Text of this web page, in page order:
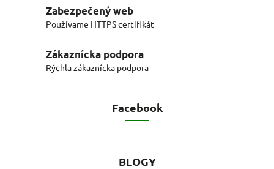
Zabezpečený web
Používame HTTPS certifikát
Zákaznícka podpora
Rýchla zákaznícka podpora
Facebook
BLOGY